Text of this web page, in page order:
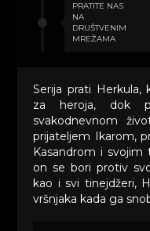
PRATITE NAS
NA
DRUŠTVENIM
MREŽAMA
Serija prati Herkula,
za heroja, dok
svakodnevnom
prijateljem Ikarom,
Kasandrom i svojim
on se bori protiv
kao i svi tinejdžeri,
vršnjaka kada ga